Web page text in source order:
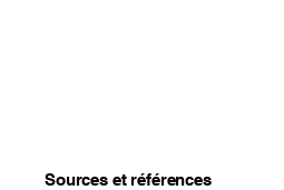
Sources et références